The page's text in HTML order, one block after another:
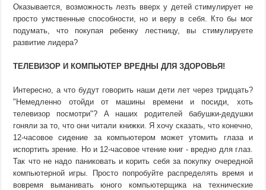
Оказывается, возможность лезть вверх у детей стимулирует не
просто умственные способности, но и веру в себя. Кто бы мог
подумать, что покупая ребенку лестницу, вы стимулируете
развитие лидера?
ТЕЛЕВИЗОР И КОМПЬЮТЕР ВРЕДНЫ ДЛЯ ЗДОРОВЬЯ!
Интересно, а что будут говорить наши дети лет через тридцать?
"Немедленно отойди от машины времени и посиди, хоть
телевизор посмотри"? А наших родителей бабушки-дедушки
гоняли за то, что они читали книжки. Я хочу сказать, что конечно,
12-часовое сидение за компьютером может утомить глаза и
испортить зрение. Но и 12-часовое чтение книг - вредно для глаз.
Так что не надо паниковать и корить себя за покупку очередной
компьютерной игры. Просто попробуйте распределять время и
вовремя выманивать юного компьютерщика на технические